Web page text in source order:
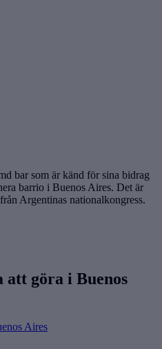
bar som är känd för sina bidrag
barrio i Buenos Aires. Det är
Argentinas nationalkongress.
att göra i Buenos
Aires